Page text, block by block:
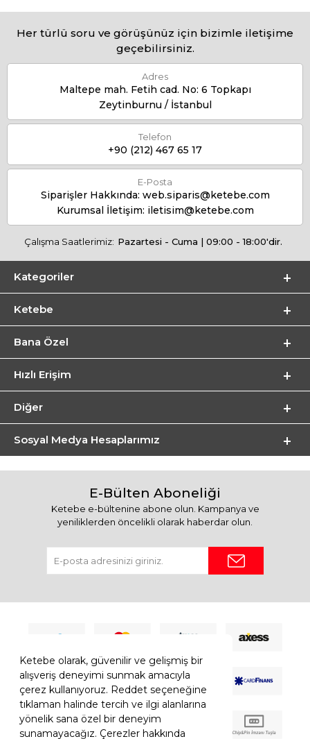
Ketebe olarak, güvenilir ve gelişmiş bir
alışveriş deneyimi sunmak amacıyla
çerez kullanıyoruz. Reddet seçeneğine
tıklaman halinde tercih ve ilgi alanlarına
yönelik sana özel bir deneyim
sunamayacağız. Çerezler hakkında
Her türlü soru ve görüşünüz için bizimle iletişime
geçebilirsiniz.
Adres
Maltepe mah. Fetih cad. No: 6 Topkapı
Zeytinburnu / İstanbul
Telefon
+90 (212) 467 65 17
E-Posta
Siparişler Hakkında: web.siparis@ketebe.com
Kurumsal İletişim: iletisim@ketebe.com
Çalışma Saatlerimiz: Pazartesi - Cuma | 09:00 - 18:00'dir.
Kategoriler
Ketebe
Bana Özel
Hızlı Erişim
Diğer
Sosyal Medya Hesaplarımız
E-Bülten Aboneliği
Ketebe e-bültenine abone olun. Kampanya ve
yeniliklerden öncelikli olarak haberdar olun.